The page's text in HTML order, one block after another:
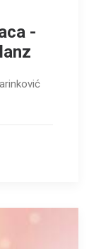
-